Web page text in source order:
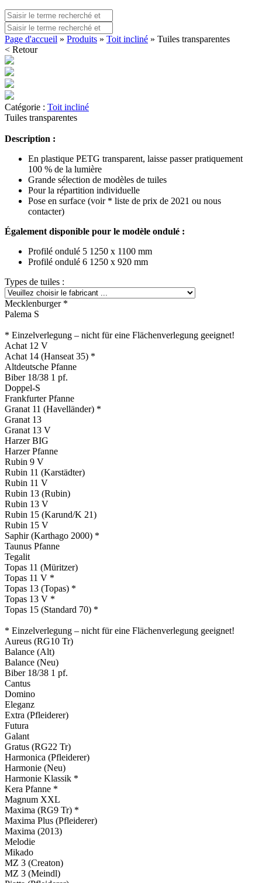
Page d'accueil » Produits » Toit incliné » Tuiles transparentes
< Retour
Catégorie : Toit incliné
Tuiles transparentes
Description :
En plastique PETG transparent, laisse passer pratiquement
100 % de la lumière
Grande sélection de modèles de tuiles
Pour la répartition individuelle
Pose en surface (voir * liste de prix de 2021 ou nous
contacter)
Également disponible pour le modèle ondulé :
Profilé ondulé 5 1250 x 1100 mm
Profilé ondulé 6 1250 x 920 mm
Types de tuiles :
Mecklenburger *
Palema S
* Einzelverlegung – nicht für eine Flächenverlegung geeignet!
Achat 12 V
Achat 14 (Hanseat 35) *
Altdeutsche Pfanne
Biber 18/38 1 pf.
Doppel-S
Frankfurter Pfanne
Granat 11 (Havelländer) *
Granat 13
Granat 13 V
Harzer BIG
Harzer Pfanne
Rubin 9 V
Rubin 11 (Karstädter)
Rubin 11 V
Rubin 13 (Rubin)
Rubin 13 V
Rubin 15 (Karund/K 21)
Rubin 15 V
Saphir (Karthago 2000) *
Taunus Pfanne
Tegalit
Topas 11 (Müritzer)
Topas 11 V *
Topas 13 (Topas) *
Topas 13 V *
Topas 15 (Standard 70) *
* Einzelverlegung – nicht für eine Flächenverlegung geeignet!
Aureus (RG10 Tr)
Balance (Alt)
Balance (Neu)
Biber 18/38 1 pf.
Cantus
Domino
Eleganz
Extra (Pfleiderer)
Futura
Galant
Gratus (RG22 Tr)
Harmonica (Pfleiderer)
Harmonie (Neu)
Harmonie Klassik *
Kera Pfanne *
Magnum XXL
Maxima (RG9 Tr) *
Maxima Plus (Pfleiderer)
Maxima (2013)
Melodie
Mikado
MZ 3 (Creaton)
MZ 3 (Meindl)